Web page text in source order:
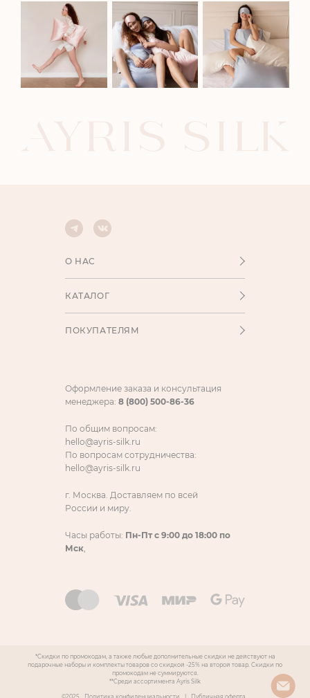
О НАС
КАТАЛОГ
ПОКУПАТЕЛЯМ
Оформление заказа и консультация
менеджера: 8 (800) 500-86-36
По общим вопросам:
hello@ayris-silk.ru
По вопросам сотрудничества:
hello@ayris-silk.ru
г. Москва. Доставляем по всей
России и миру.
Часы работы: Пн-Пт с 9:00 до 18:00 по
Мск,
*Скидки по промокодам, а также любые дополнительные скидки не действуют на
подарочные наборы и комплекты товаров со скидкой -25% на второй товар. Скидки по
промокодам не суммируются.
**Среди ассортимента Ayris Silk